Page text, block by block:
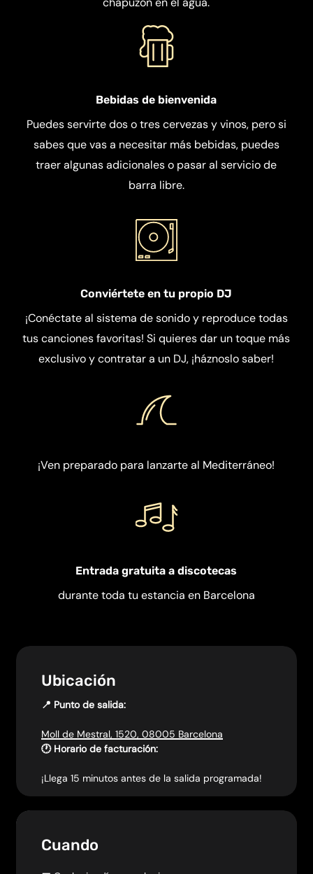
Bebidas de bienvenida
Puedes servirte dos o tres cervezas y vinos, pero si
sabes que vas a necesitar más bebidas, puedes
traer algunas adicionales o pasar al servicio de
barra libre.
Conviértete en tu propio DJ
¡Conéctate al sistema de sonido y reproduce todas
tus canciones favoritas! Si quieres dar un toque más
exclusivo y contratar a un DJ, ¡háznoslo saber!
¡Ven preparado para lanzarte al Mediterráneo!
Entrada gratuita a discotecas
durante toda tu estancia en Barcelona
Ubicación
📍 Punto de salida:
Moll de Mestral, 1520, 08005 Barcelona
🕐 Horario de facturación:
¡Llega 15 minutos antes de la salida programada!
Cuando